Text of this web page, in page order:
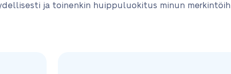
ja toinenkin huippuluokitus minun